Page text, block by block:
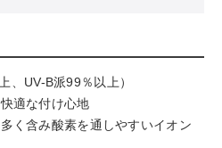
、UV-B派99％以上）
適な付け心地
く含み酸素を通しやすいイオン